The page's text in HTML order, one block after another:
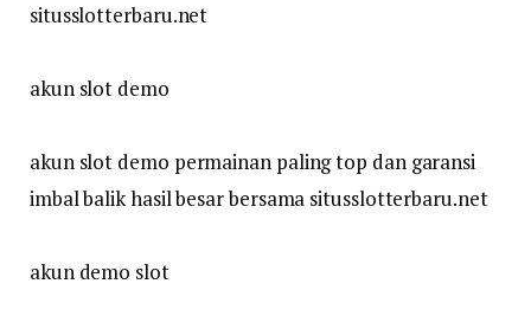
situsslotterbaru.net
akun slot demo
akun slot demo permainan paling top dan garansi
imbal balik hasil besar bersama situsslotterbaru.net
akun demo slot